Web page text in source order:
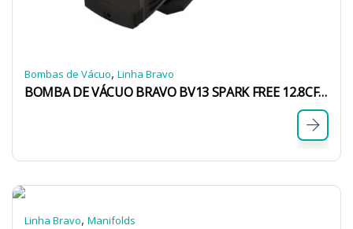
Bombas de Vácuo, Linha Bravo
BOMBA DE VÁCUO BRAVO BV13 SPARK FREE 12.8CFM 2 ESTÁGIOS A2L C/ SOLENOIDE BIVOLT
Linha Bravo, Manifolds